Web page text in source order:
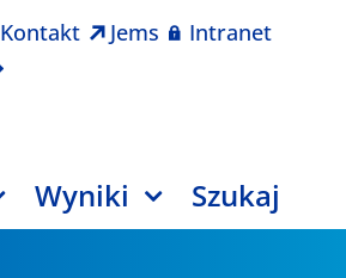
Kontakt Jems Intranet
Wyniki Szukaj